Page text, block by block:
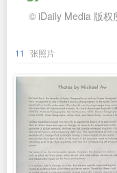
© iDaily Media 版权
11 张照片